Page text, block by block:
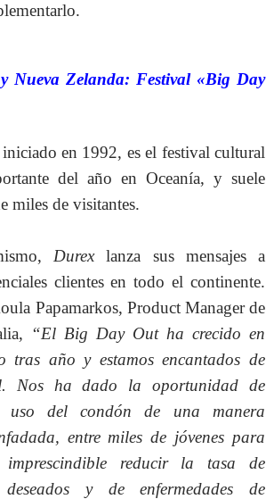
Nueva Zelanda: Festival «Big Day
en 1992, es el festival cultural
del año en Oceanía, y suele
miles de visitantes.
Durexlanza sus mensajes a
clientes en todo el continente.
Papamarkos, Product Manager de
“El Big Day Out ha crecido en
tras año y estamos encantados de
Nos ha dado la oportunidad de
uso del condón de una manera
entre miles de jóvenes para
imprescindible reducir la tasa de
y de enfermedades de